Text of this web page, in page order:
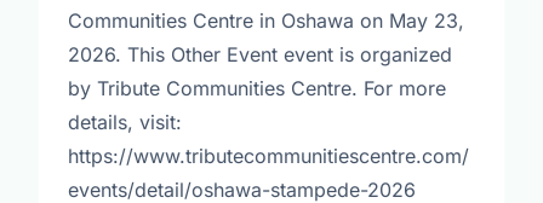
Communities Centre in Oshawa on May 23,
2026. This Other Event event is organized
by Tribute Communities Centre. For more
details, visit:
https://www.tributecommunitiescentre.com/
events/detail/oshawa-stampede-2026